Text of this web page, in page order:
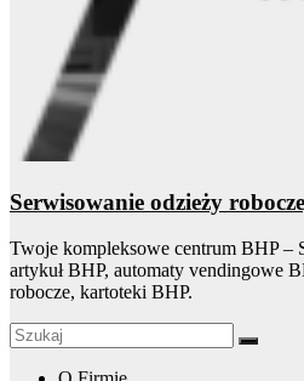
Serwisowanie odzieży
Twoje kompleksowe centrum BHP –
artykuł BHP, automaty vendingowe
robocze, kartoteki BHP.